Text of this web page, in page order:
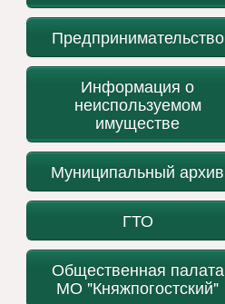
Предпринимательство
Информация о
неиспользуемом
имуществе
Муниципальный архив
ГТО
Общественная палата
МО "Княжпогостский"